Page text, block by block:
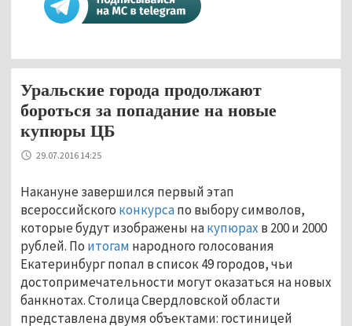
Уральские города продолжают
бороться за попадание на новые
купюры ЦБ
29.07.2016 14:25
Накануне завершился первый этап
всероссийского конкурсапо выбору символов,
которые будут изображены накупюрах в 200 и 2000
рублей. По итогам народного голосования
Екатеринбург попал в список 49 городов, чьи
достопримечательности могут оказаться на новых
банкнотах. Столица Свердловской области
представлена двумя объектами: гостиницей